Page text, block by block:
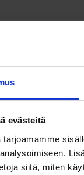
evästeitä
tarjoamamme
siitä, miten